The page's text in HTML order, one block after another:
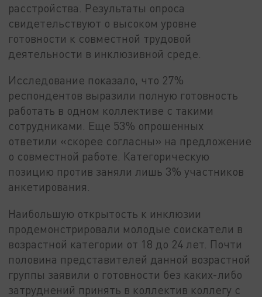
расстройства. Результаты опроса
свидетельствуют о высоком уровне
готовности к совместной трудовой
деятельности в инклюзивной среде.
Исследование показало, что 27%
респондентов выразили полную готовность
работать в одном коллективе с такими
сотрудниками. Еще 53% опрошенных
ответили «скорее согласны» на предложение
о совместной работе. Категорическую
позицию против заняли лишь 3% участников
анкетирования.
Наибольшую открытость к инклюзии
продемонстрировали молодые соискатели в
возрастной категории от 18 до 24 лет. Почти
половина представителей данной возрастной
группы заявили о готовности без каких-либо
затруднений принять в коллектив коллегу с